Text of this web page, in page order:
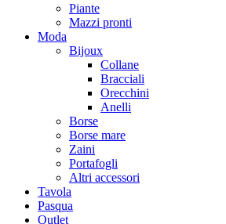
Piante
Mazzi pronti
Moda
Bijoux
Collane
Bracciali
Orecchini
Anelli
Borse
Borse mare
Zaini
Portafogli
Altri accessori
Tavola
Pasqua
Outlet